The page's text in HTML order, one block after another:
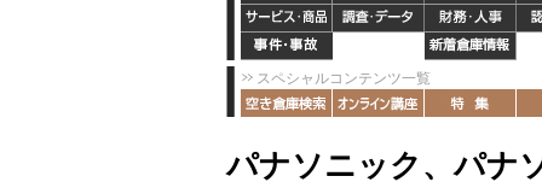
スペシャルコンテンツ一覧
パナソニック、パナ